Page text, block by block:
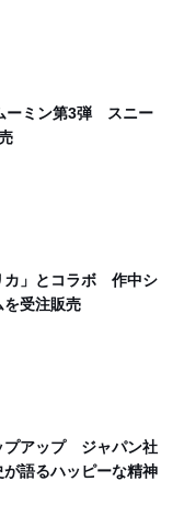
ーミン第3弾 スニー
カ」とコラボ 作中シ
を受注販売
プアップ ジャパン社
語るハッピーな精神